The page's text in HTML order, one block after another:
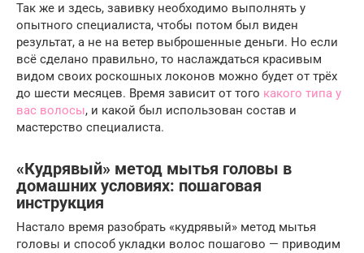
Так же и здесь, завивку необходимо выполнять у
опытного специалиста, чтобы потом был виден
результат, а не на ветер выброшенные деньги. Но если
всё сделано правильно, то наслаждаться красивым
видом своих роскошных локонов можно будет от трёх
до шести месяцев. Время зависит от того какого типа у
вас волосы, и какой был использован состав и
мастерство специалиста.
«Кудрявый» метод мытья головы в
домашних условиях: пошаговая
инструкция
Настало время разобрать «кудрявый» метод мытья
головы и способ укладки волос пошагово — приводим